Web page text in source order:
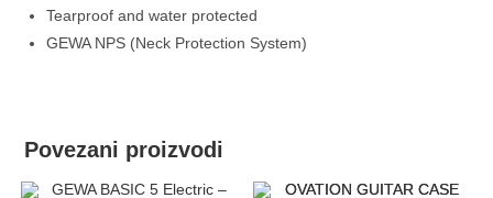
Tearproof and water protected
GEWA NPS (Neck Protection System)
Povezani proizvodi